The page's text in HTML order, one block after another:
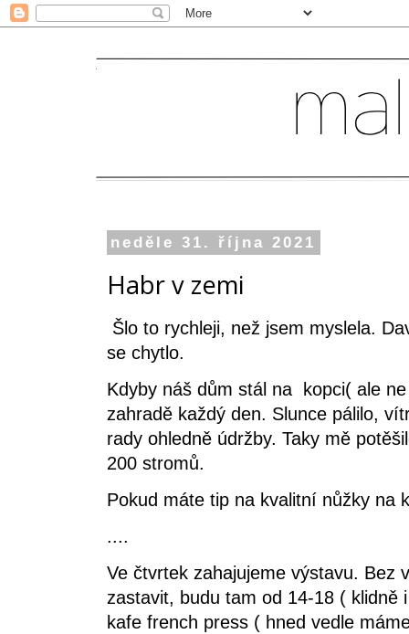
neděle 31. října 2021
Habr v zemi
Šlo to rychleji, než jsem myslela.
se chytlo.
Kdyby náš dům stál na kopci( ale
zahradě každý den. Slunce pálilo,
rady ohledně údržby. Taky mě
200 stromů.
Pokud máte tip na kvalitní nůžky na
....
Ve čtvrtek zahajujeme výstavu. Bez
zastavit, budu tam od 14-18 ( klidně
kafe french press ( hned vedle